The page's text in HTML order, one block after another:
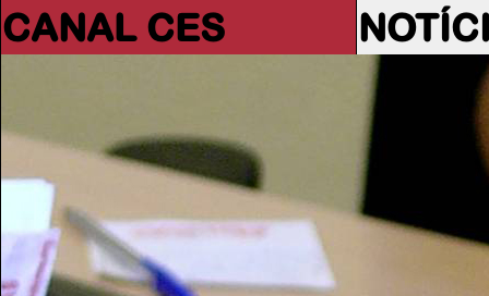
CANAL CES